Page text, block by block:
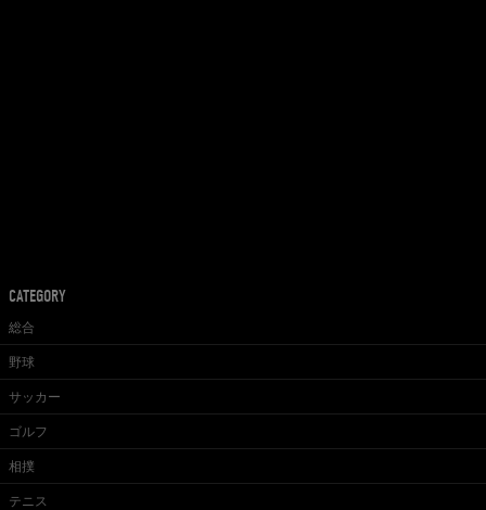
CATEGORY
総合
野球
サッカー
ゴルフ
相撲
テニス